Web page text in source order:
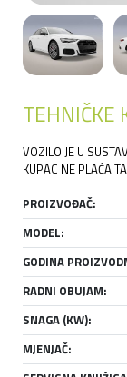
TEHNIČKE
VOZILO JE U
KUPAC NE PLAĆA
PROIZVOĐAČ:
MODEL:
GODINA
RADNI OBUJAM:
SNAGA (KW):
MJENJAČ: